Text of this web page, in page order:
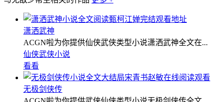
潇洒武神
ACGN啦为你提供仙侠武侠类型小说潇洒武神全文在...
仙侠武侠小说
看看
无极剑侠传